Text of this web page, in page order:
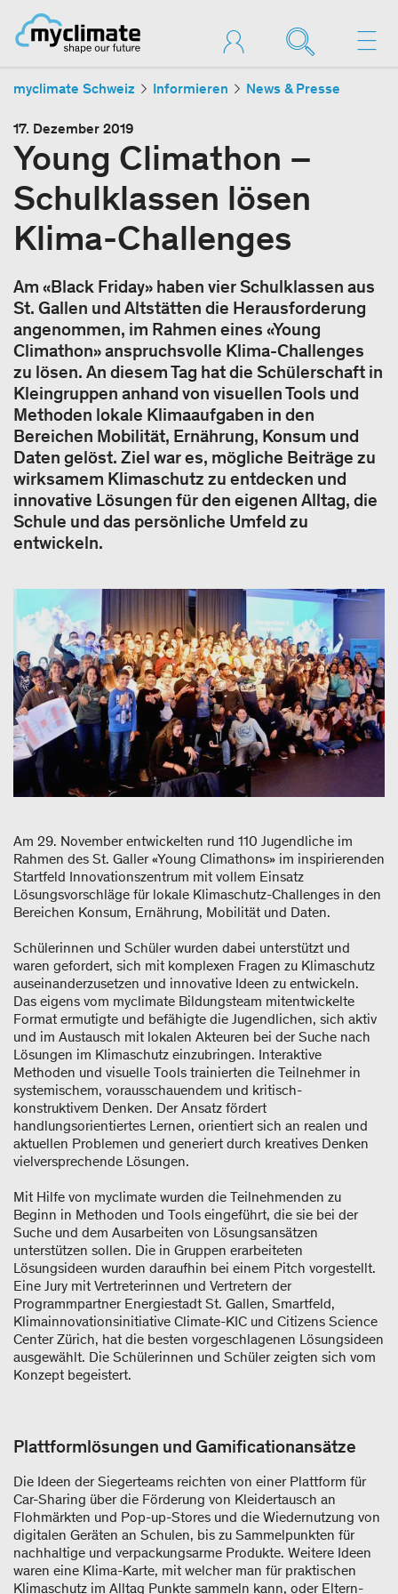
myclimate Schweiz Informieren News & Presse
17. Dezember 2019
Young Climathon –
Schulklassen lösen
Klima-Challenges
Am «Black Friday» haben vier Schulklassen aus
St. Gallen und Altstätten die Herausforderung
angenommen, im Rahmen eines «Young
Climathon» anspruchsvolle Klima-Challenges
zu lösen. An diesem Tag hat die Schülerschaft in
Kleingruppen anhand von visuellen Tools und
Methoden lokale Klimaaufgaben in den
Bereichen Mobilität, Ernährung, Konsum und
Daten gelöst. Ziel war es, mögliche Beiträge zu
wirksamem Klimaschutz zu entdecken und
innovative Lösungen für den eigenen Alltag, die
Schule und das persönliche Umfeld zu
entwickeln.
Am 29. November entwickelten rund 110 Jugendliche im
Rahmen des St. Galler «Young Climathons» im inspirierenden
Startfeld Innovationszentrum mit vollem Einsatz
Lösungsvorschläge für lokale Klimaschutz-Challenges in den
Bereichen Konsum, Ernährung, Mobilität und Daten.
Schülerinnen und Schüler wurden dabei unterstützt und
waren gefordert, sich mit komplexen Fragen zu Klimaschutz
auseinanderzusetzen und innovative Ideen zu entwickeln.
Das eigens vom myclimate Bildungsteam mitentwickelte
Format ermutigte und befähigte die Jugendlichen, sich aktiv
und im Austausch mit lokalen Akteuren bei der Suche nach
Lösungen im Klimaschutz einzubringen. Interaktive
Methoden und visuelle Tools trainierten die Teilnehmer in
systemischem, vorausschauendem und kritisch-
konstruktivem Denken. Der Ansatz fördert
handlungsorientiertes Lernen, orientiert sich an realen und
aktuellen Problemen und generiert durch kreatives Denken
vielversprechende Lösungen.
Mit Hilfe von myclimate wurden die Teilnehmenden zu
Beginn in Methoden und Tools eingeführt, die sie bei der
Suche und dem Ausarbeiten von Lösungsansätzen
unterstützen sollen. Die in Gruppen erarbeiteten
Lösungsideen wurden daraufhin bei einem Pitch vorgestellt.
Eine Jury mit Vertreterinnen und Vertretern der
Programmpartner Energiestadt St. Gallen, Smartfeld,
Klimainnovationsinitiative Climate-KIC und Citizens Science
Center Zürich, hat die besten vorgeschlagenen Lösungsideen
ausgewählt. Die Schülerinnen und Schüler zeigten sich vom
Konzept begeistert.
Plattformlösungen und Gamificationansätze
Die Ideen der Siegerteams reichten von einer Plattform für
Car-Sharing über die Förderung von Kleidertausch an
Flohmärkten und Pop-up-Stores und die Wiedernutzung von
digitalen Geräten an Schulen, bis zu Sammelpunkten für
nachhaltige und verpackungsarme Produkte. Weitere Ideen
waren eine Klima-Karte, mit welcher man für praktischen
Klimaschutz im Alltag Punkte sammeln kann, oder Eltern-